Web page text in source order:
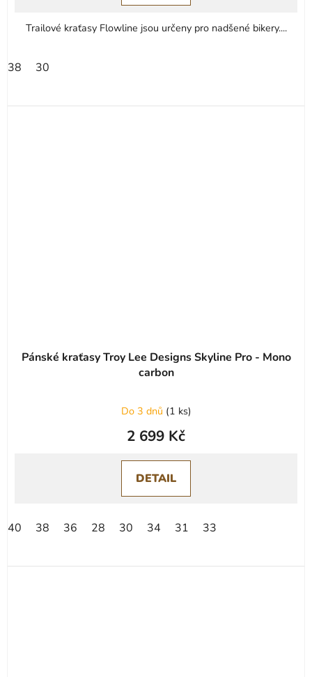
Trailové kraťasy Flowline jsou určeny pro nadšené bikery....
38 30
Pánské kraťasy Troy Lee Designs Skyline Pro - Mono
carbon
Do 3 dnů (1 ks)
2 699 Kč
DETAIL
40 38 36 28 30 34 31 33